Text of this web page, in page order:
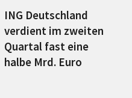
ING Deutschland
verdient im zweiten
Quartal fast eine
halbe Mrd. Euro